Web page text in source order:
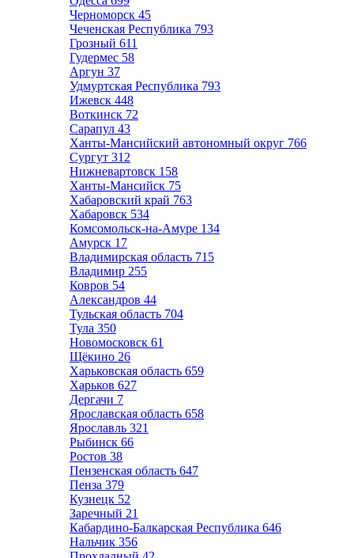
Черноморск 45
Чеченская Республика 793
Грозный 611
Гудермес 58
Аргун 37
Удмуртская Республика 793
Ижевск 448
Воткинск 72
Сарапул 43
Ханты-Мансийский автономный округ 766
Сургут 312
Нижневартовск 158
Ханты-Мансийск 75
Хабаровский край 763
Хабаровск 534
Комсомольск-на-Амуре 134
Амурск 17
Владимирская область 715
Владимир 255
Ковров 54
Александров 44
Тульская область 704
Тула 350
Новомосковск 61
Щёкино 26
Харьковская область 659
Харьков 627
Дергачи 7
Ярославская область 658
Ярославль 321
Рыбинск 66
Ростов 38
Пензенская область 647
Пенза 379
Кузнецк 52
Заречный 21
Кабардино-Балкарская Республика 646
Нальчик 356